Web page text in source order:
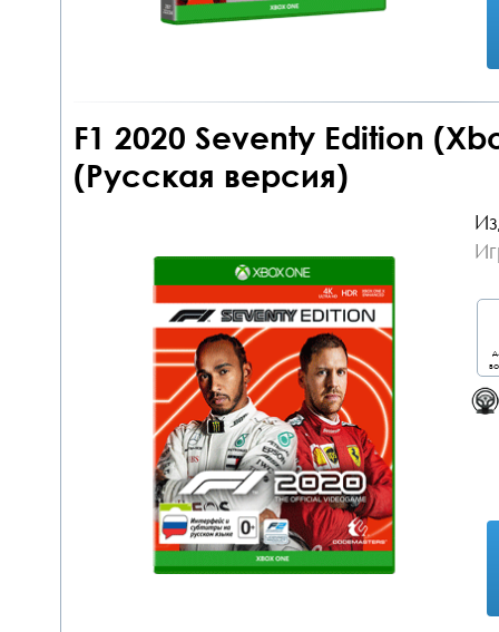
F1 2020 Seventy Edition
(Русская версия)